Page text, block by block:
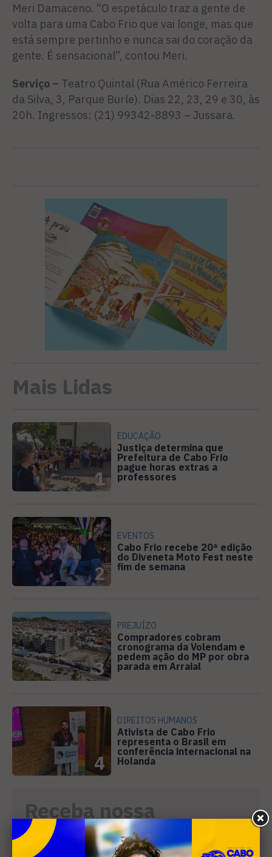
Meri Damaceno. “O espetáculo traz a gente de
volta para uma Cabo Frio que vai longe, mas que
está sempre pertinho e nunca sai do coração da
gente. É sensacional”, contou Meri.
Serviço – Teatro Quintal (Rua Américo Ferreira
da Silva, 3, Parque Burle). Dias 22, 23, 29 e 30, às
20h. Ingressos: (21) 99342-8893 – Jussara.
Mais Lidas
1
EDUCAÇÃO
Justiça determina que
Prefeitura de Cabo Frio
pague horas extras a
professores
2
EVENTOS
Cabo Frio recebe 20ª edição
do Diveneta Moto Fest neste
fim de semana
3
PREJUÍZO
Compradores cobram
cronograma da Volendam e
pedem ação do MP por obra
parada em Arraial
4
DIREITOS HUMANOS
Ativista de Cabo Frio
representa o Brasil em
conferência internacional na
Holanda
Receba nossa
newsletter